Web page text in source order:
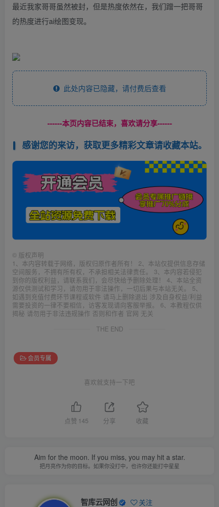
最近我家哥哥虽然被封，但是热度依然在，我们蹭一把哥哥
的热度进行ai绘图变现。
此处内容已隐藏，请付费后查看
------本页内容已结束，喜欢请分享------
感谢您的来访，获取更多精彩文章请收藏本站。
© 版权声明
1、本内容转载于网络，版权归原作者所有！ 2、本站仅提供信息存储
空间服务，不拥有所有权，不承担相关法律责任。 3、本内容若侵犯
到你的版权利益，请联系我们，会尽快给予删除处理！ 4、本站全资
源仅供测试和学习，请勿用于非法操作，一切后果与本站无关。 5、
如遇到充值付费环节课程或软件 请马上删除退出 涉及自身权益/利益
需要投资的一律不要相信，访客发现请向客服举报。 6、本教程仅供
揭秘 请勿用于非法违规操作 否则和作者 官网 无关
THE END
会员专属
喜欢就支持一下吧
点赞 145 分享 收藏
Aim for the moon. If you miss, you may hit a star.
把月亮作为你的目标。如果你没打中，也许你还能打中星星
智库云网创 关注